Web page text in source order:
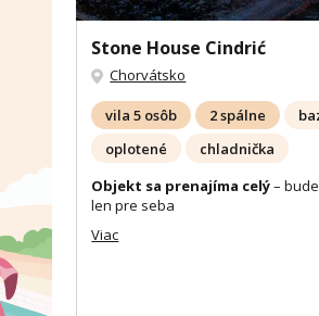
Stone House Cindrić
Chorvátsko
vila 5 osôb 2 spálne
oplotené
chladnička
Objekt sa prenajíma celý–
len pre seba
Viac